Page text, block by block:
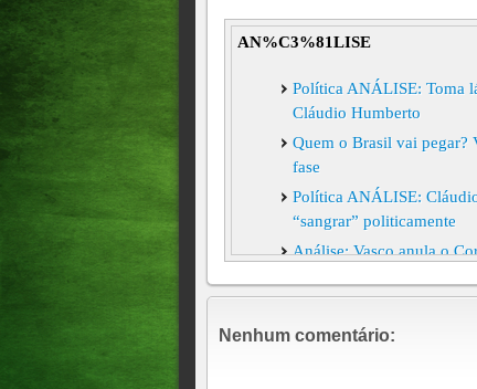
AN%C3%81LISE
Política ANÁLISE: Toma
Cláudio Humberto
Quem o Brasil vai pegar?
fase
Política ANÁLISE:
“sangrar” politicamente
Análise: Vasco anula o
como funciona a medida
Nenhum comentário: